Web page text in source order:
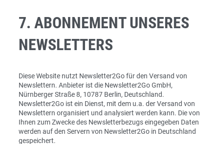
7. ABONNEMENT UNSERES
NEWSLETTERS
Diese Website nutzt Newsletter2Go für den Versand von
Newslettern. Anbieter ist die Newsletter2Go GmbH,
Nürnberger Straße 8, 10787 Berlin, Deutschland.
Newsletter2Go ist ein Dienst, mit dem u.a. der Versand von
Newslettern organisiert und analysiert werden kann. Die von
Ihnen zum Zwecke des Newsletterbezugs eingegeben Daten
werden auf den Servern von Newsletter2Go in Deutschland
gespeichert.